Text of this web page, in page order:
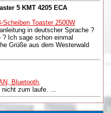
5 KMT 4205 ECA
Scheiben Toaster 2500W
in deutscher Sprache ?
Ich sage schon einmal
Grüße aus dem Westerwald
Bluetooth,
zum laufe. ...